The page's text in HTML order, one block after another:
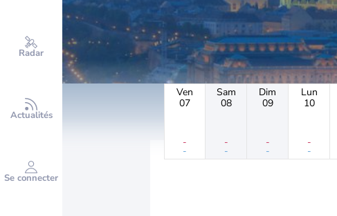
Radar
Actualités
Se connecter
Ven
07
-
-
Sam
08
-
-
Dim
09
-
-
Lun
10
-
-